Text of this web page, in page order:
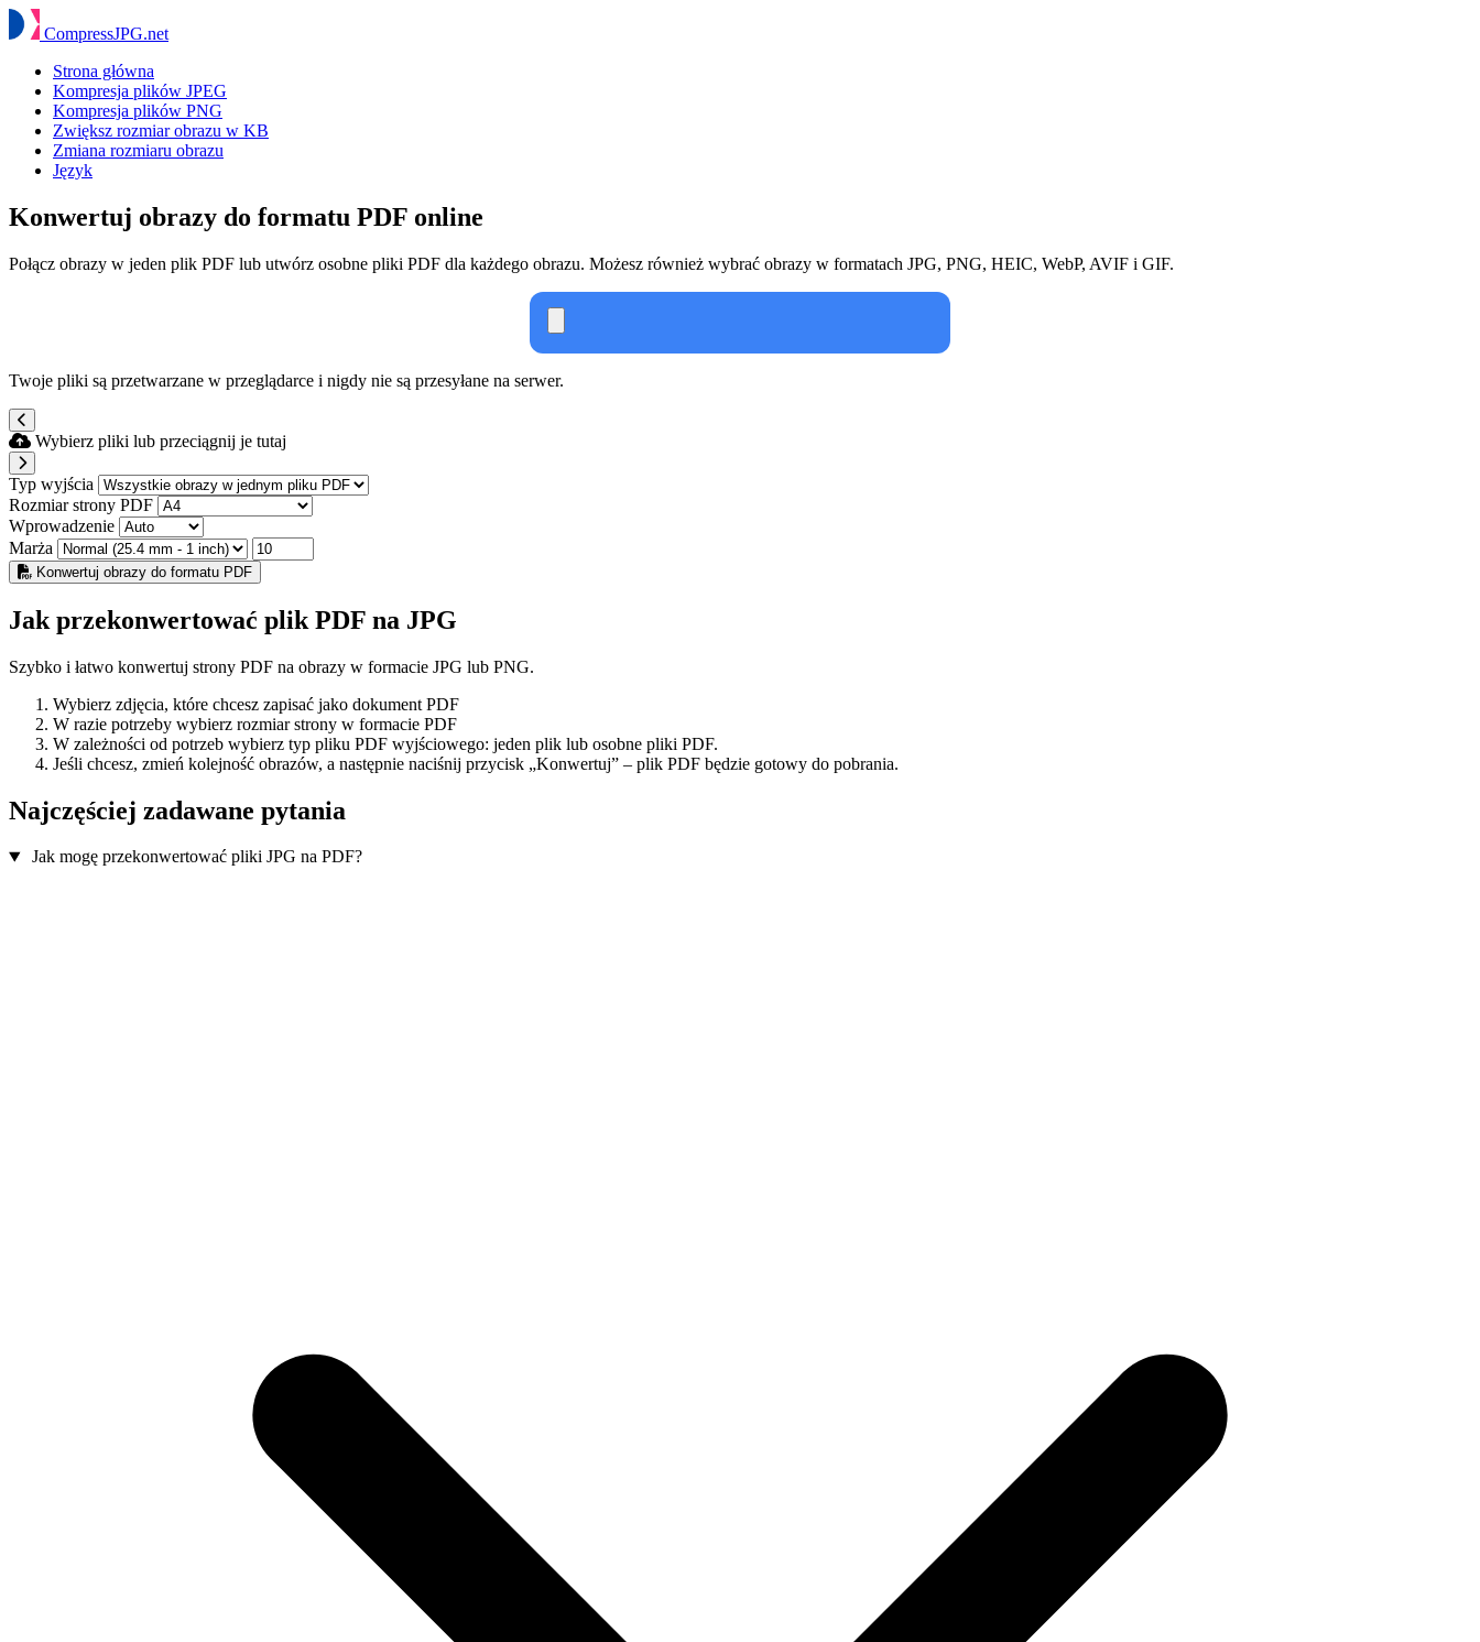
CompressJPG.net
Strona główna
Kompresja plików JPEG
Kompresja plików PNG
Zwiększ rozmiar obrazu w KB
Zmiana rozmiaru obrazu
Język
Konwertuj obrazy do formatu PDF online
Połącz obrazy w jeden plik PDF lub utwórz osobne pliki PDF dla każdego obrazu. Możesz również wybrać obrazy w formatach JPG, PNG, HEIC, WebP, AVIF i GIF.
Twoje pliki są przetwarzane w przeglądarce i nigdy nie są przesyłane na serwer.
Wybierz pliki lub przeciągnij je tutaj
Typ wyjścia
Rozmiar strony PDF
Wprowadzenie
Marża
Konwertuj obrazy do formatu PDF
Jak przekonwertować plik PDF na JPG
Szybko i łatwo konwertuj strony PDF na obrazy w formacie JPG lub PNG.
Wybierz zdjęcia, które chcesz zapisać jako dokument PDF
W razie potrzeby wybierz rozmiar strony w formacie PDF
W zależności od potrzeb wybierz typ pliku PDF wyjściowego: jeden plik lub osobne pliki PDF.
Jeśli chcesz, zmień kolejność obrazów, a następnie naciśnij przycisk „Konwertuj” – plik PDF będzie gotowy do pobrania.
Najczęściej zadawane pytania
Jak mogę przekonwertować pliki JPG na PDF?